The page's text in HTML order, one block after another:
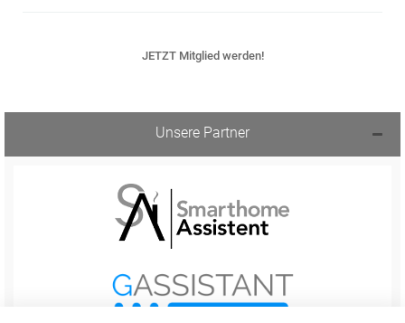
JETZT Mitglied werden!
Unsere Partner